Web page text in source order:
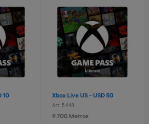
Laptop educativa bilingue
Paw Patrol
Art. 4.620
9.600 Metros
960 Metros + 6 x $420
10 Xbox Live US - USD 50
Art. 5.448
9.700 Metros